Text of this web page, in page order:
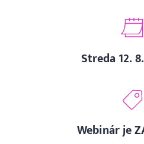
Streda 12.
Webinár je